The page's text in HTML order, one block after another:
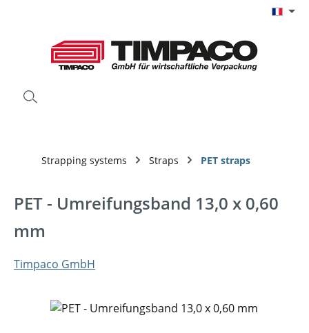
Strapping systems Straps PET straps
PET - Umreifungsband 13,0 x 0,60
mm
Timpaco GmbH
Ignorer la galerie d'images